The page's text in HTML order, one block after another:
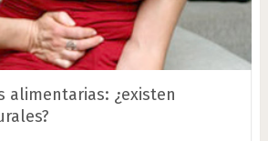
alimentarias: ¿existen